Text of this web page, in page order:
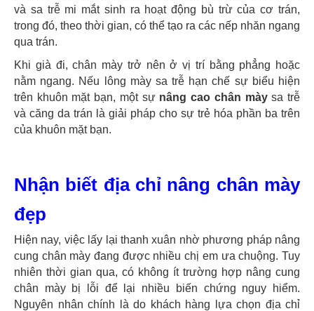
và sa trễ mi mắt sinh ra hoạt động bù trừ của cơ trán,
trong đó, theo thời gian, có thể tạo ra các nếp nhăn ngang
qua trán.
Khi già đi, chân mày trở nên ở vị trí bằng phẳng hoặc
nằm ngang. Nếu lông mày sa trễ hạn chế sự biểu hiện
trên khuôn mặt bạn, một sự nâng cao chân màysa trễ
và căng da trán là giải pháp cho sự trẻ hóa phần ba trên
của khuôn mặt bạn.
Nhận biết địa chỉ nâng chân mày
đẹp
Hiện nay, việc lấy lại thanh xuân nhờ phương pháp nâng
cung chân mày đang được nhiều chị em ưa chuộng. Tuy
nhiên thời gian qua, có không ít trường hợp nâng cung
chân mày bị lỗi để lại nhiều biến chứng nguy hiểm.
Nguyên nhân chính là do khách hàng lựa chọn địa chỉ